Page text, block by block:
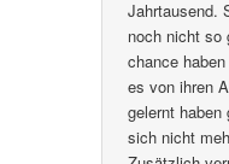
Jahrtausend.
noch nicht so
chance
es von ihren
gelernt
sich nicht